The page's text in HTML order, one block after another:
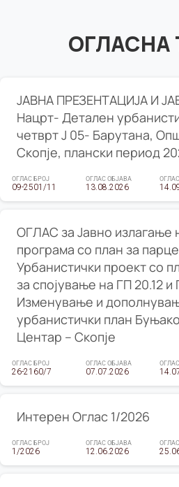
ОГЛАСНА
ЈАВНА ПРЕЗЕНТАЦИЈА И
Нацрт- Детален
четврт Ј 05- Барутана,
Скопје, плански период
ОГЛАС БРОЈ
09-2501/11
ОГЛАС ОБЈАВА
13.08.2026
ОГЛАС за Јавно излагање
програма со план за
Урбанистички проект со
за спојување на ГП 20.12 и
Изменување и
урбанистички план
Центар – Скопје
ОГЛАС БРОЈ
26-2160/7
ОГЛАС ОБЈАВА
07.07.2026
Интерен Оглас 1/2026
ОГЛАС БРОЈ
1/2026
ОГЛАС ОБЈАВА
12.06.2026